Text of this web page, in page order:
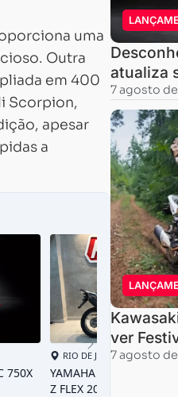
uma
Outra
em 400
Scorpion,
apesar
a
atualiza
7 agosto
ver
7 agosto